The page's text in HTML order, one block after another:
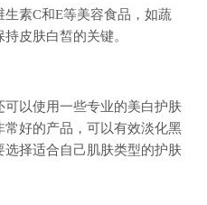
素C和E等美容食品，如蔬
皮肤白皙的关键。
以使用一些专业的美白护肤
好的产品，可以有效淡化黑
择适合自己肌肤类型的护肤